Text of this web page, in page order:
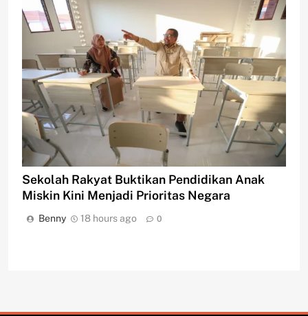
Sekolah Rakyat Buktikan Pendidikan Anak
Miskin Kini Menjadi Prioritas Negara
Benny 18 hours ago 0